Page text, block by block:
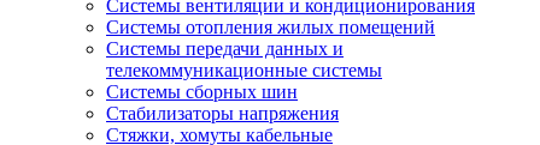
Системы вентиляции и кондиционирования
Системы отопления жилых помещений
Системы передачи данных и
телекоммуникационные системы
Системы сборных шин
Стабилизаторы напряжения
Стяжки, хомуты кабельные